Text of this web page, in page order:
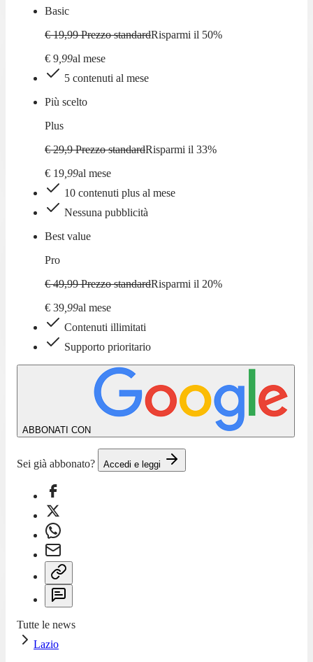
Basic
€ 19,99 Prezzo standardRisparmi il 50%
€ 9 99al mese
5 contenuti al mese
Più scelto
Plus
€ 29,9 Prezzo standardRisparmi il 33%
€ 19 99al mese
10 contenuti plus al mese
Nessuna pubblicità
Best value
Pro
€ 49,99 Prezzo standardRisparmi il 20%
€ 39 99al mese
Contenuti illimitati
Supporto prioritario
ABBONATI CON
Sei già abbonato? Accedi e leggi
Tutte le news
Lazio